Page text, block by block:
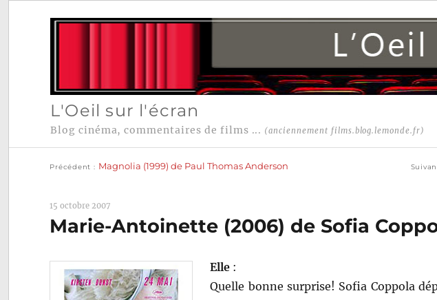
L'Oeil sur l'écran
Blog cinéma, commentaires de films ... (anciennement films.blog.lemonde.fr)
Navigation
l’article
Précédent Magnolia (1999) de Paul Thomas Anderson
15 octobre 2007
Marie-Antoinette (2006) de Sofia
Elle :
Quelle bonne surprise! Sofia Coppola